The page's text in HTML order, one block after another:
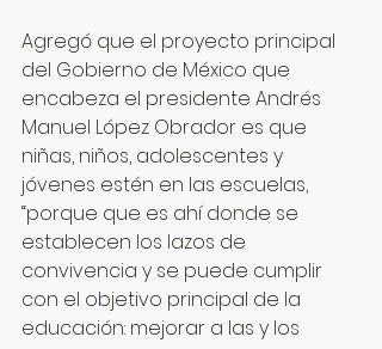
Agregó que el proyecto principal
del Gobierno de México que
encabeza el presidente Andrés
Manuel López Obrador es que
niñas, niños, adolescentes y
jóvenes estén en las escuelas,
“porque que es ahí donde se
establecen los lazos de
convivencia y se puede cumplir
con el objetivo principal de la
educación: mejorar a las y los